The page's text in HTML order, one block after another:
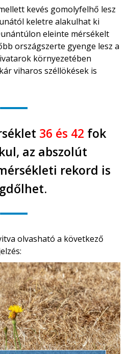
kevés gomolyfelhő lesz
keletre alakulhat ki
eleinte mérsékelt
országszerte gyenge lesz a
környezetében
viharos széllökések is
36 és 42 fok
az abszolút
rekord is
olvasható a következő